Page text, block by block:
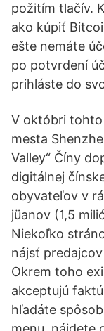
požitím tlačív.
ako kúpiť
ešte nemáte
po potvrdení
prihláste do
V októbri tohto
mesta
Valley“ Číny
digitálnej
obyvateľov v
jüanov (1,5
Niekoľko
nájsť
Okrem toho
akceptujú
hľadáte